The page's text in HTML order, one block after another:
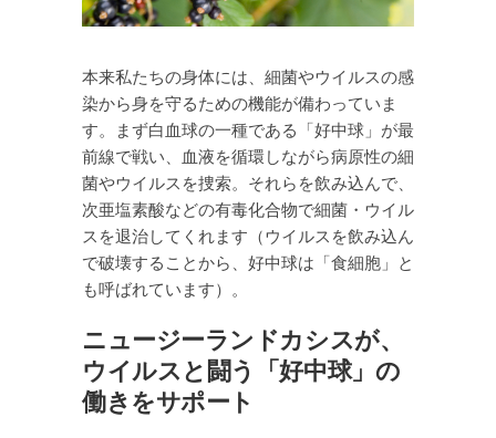
本来私たちの身体には、細菌やウイルスの感
染から身を守るための機能が備わっていま
す。まず白血球の一種である「好中球」が最
前線で戦い、血液を循環しながら病原性の細
菌やウイルスを捜索。それらを飲み込んで、
次亜塩素酸などの有毒化合物で細菌・ウイル
スを退治してくれます（ウイルスを飲み込ん
で破壊することから、好中球は「食細胞」と
も呼ばれています）。
ニュージーランドカシスが、
ウイルスと闘う「好中球」の
働きをサポート